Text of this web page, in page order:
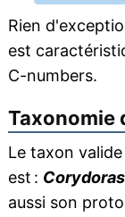
Rien
est
C-numbers.
Taxonomie
Le taxon
est :
aussi son